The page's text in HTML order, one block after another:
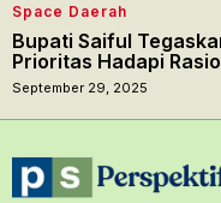
Space Daerah
Bupati Saiful
Prioritas Hadapi
September 29, 2025